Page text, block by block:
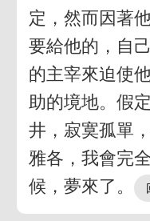
定，然而因著
要給他的，自
的主宰來迫使
助的境地。假
井，寂寞孤單
雅各，我會完
候，夢來了。